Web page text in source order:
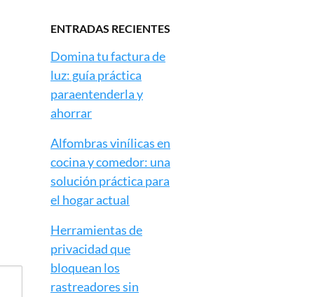
ENTRADAS RECIENTES
Domina tu factura de
luz: guía práctica
paraentenderla y
ahorrar
Alfombras vinílicas en
cocina y comedor: una
solución práctica para
el hogar actual
Herramientas de
privacidad que
bloquean los
rastreadores sin